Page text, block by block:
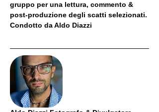
gruppo per una lettura, commento &
post-produzione degli scatti selezionati.
Condotto da Aldo Diazzi